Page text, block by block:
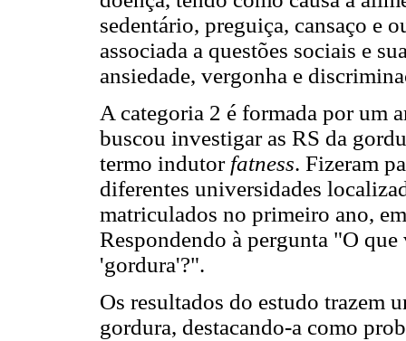
sedentário, preguiça, cansaço e
associada a questões sociais e
ansiedade, vergonha e
A categoria 2 é formada por
buscou investigar as RS da
termo indutor fatness. Fizeram
diferentes universidades
matriculados no primeiro ano,
Respondendo à pergunta "O
'gordura'?".
Os resultados do estudo trazem
gordura, destacando-a como